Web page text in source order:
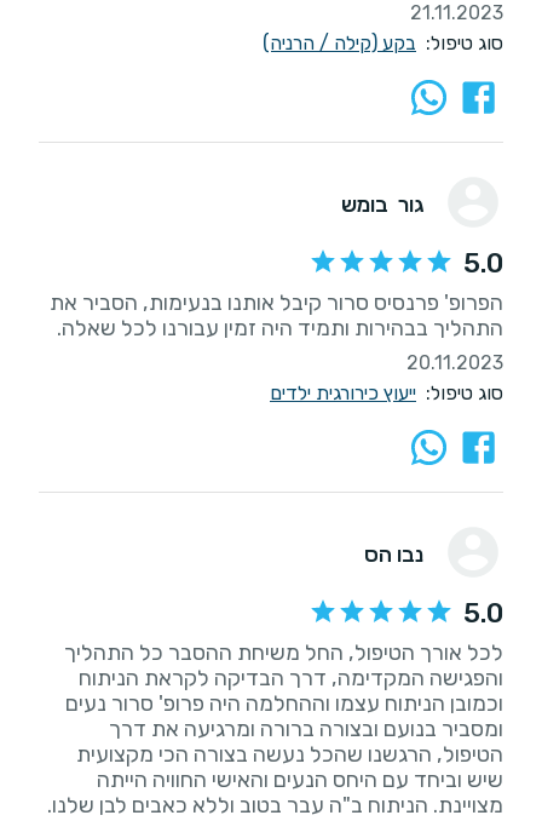
21.11.2023
סוג טיפול: בקע (קילה / הרניה)
גור בומש
5.0
הפרופ' פרנסיס סרור קיבל אותנו בנעימות, הסביר את
התהליך בבהירות ותמיד היה זמין עבורנו לכל שאלה.
20.11.2023
סוג טיפול: ייעוץ כירורגית ילדים
נבו הס
5.0
לכל אורך הטיפול, החל משיחת ההסבר כל התהליך
והפגישה המקדימה, דרך הבדיקה לקראת הניתוח
וכמובן הניתוח עצמו וההחלמה היה פרופ' סרור נעים
ומסביר בנועם ובצורה ברורה ומרגיעה את דרך
הטיפול, הרגשנו שהכל נעשה בצורה הכי מקצועית
שיש וביחד עם היחס הנעים והאישי החוויה הייתה
מצויינת. הניתוח ב"ה עבר בטוב וללא כאבים לבן שלנו.